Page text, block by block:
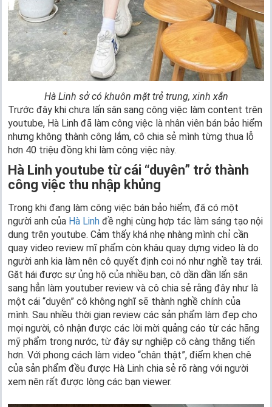
Hà Linh sở có khuôn mặt trẻ trung, xinh xắn
Trước đây khi chưa lấn sân sang công việc làm content trên
youtube, Hà Linh đã làm công việc là nhân viên bán bảo hiểm
nhưng không thành công lắm, cô chia sẻ mình từng thua lỗ
hơn 40 triệu đồng khi làm công việc này.
Hà Linh youtube từ cái “duyên” trở thành
công việc thu nhập khủng
Trong khi đang làm công việc bán bảo hiểm, đã có một
người anh của Hà Linh đề nghị cùng hợp tác làm sáng tạo nội
dung trên youtube. Cảm thấy khá nhẹ nhàng mình chỉ cần
quay video review mĩ phẩm còn khâu quay dựng video là do
người anh kia làm nên cô quyết định coi nó như nghề tay trái.
Gặt hái được sự ủng hộ của nhiều bạn, cô dần dần lấn sân
sang hẳn làm youtuber review và cô chia sẻ rằng đây như là
một cái “duyên” cô không nghĩ sẽ thành nghề chính của
mình. Sau nhiều thời gian review các sản phẩm làm đẹp cho
mọi người, cô nhận được các lời mời quảng cáo từ các hãng
mỹ phẩm trong nước, từ đây sự nghiệp cô càng thăng tiến
hơn. Với phong cách làm video “chân thật”, điểm khen chê
của sản phẩm đều được Hà Linh chia sẻ rõ ràng với người
xem nên rất được lòng các bạn viewer.